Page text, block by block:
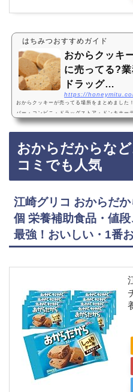
はちみつおすすめガイド
おからクッキ
に売ってる?
ドラッグ…
https://
おからクッキーが売ってる場所をまとめました
パー・コンビニ・ドラッグストア・ドンキホー
ない?おからクッキーは、業務スーパー、コン
っています！店舗によっては売ってない店もあ
お得に買えておすすめです！おからクッキーお
ュレ 豆乳おからクッキー ダイエット クッキ
おからだからな
コミでも人気
江崎グリコ おからだ
個 栄養補助食品・値
最強！おいしい・1番